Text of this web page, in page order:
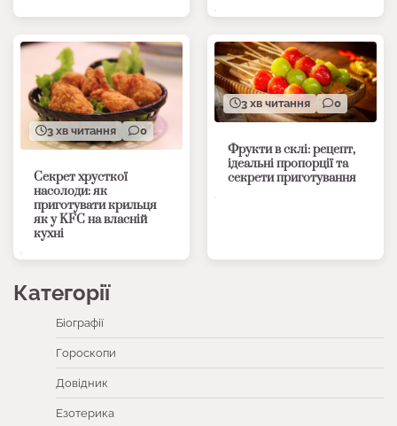
3 хв читання 0
Секрет хрусткої
насолоди: як
приготувати крильця
як у KFC на власній
кухні
3 хв читання 0
Фрукти в склі: рецепт,
ідеальні пропорції та
секрети приготування
Категорії
Біографії
Гороскопи
Довідник
Езотерика